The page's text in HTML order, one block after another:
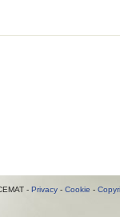
- Privacy- Cookie -